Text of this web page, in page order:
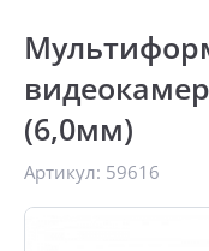
(6,0мм)
Артикул: 59616